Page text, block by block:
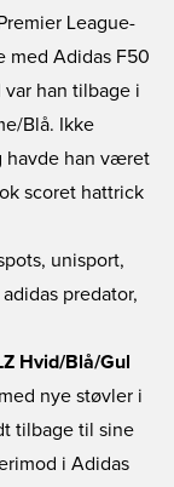
League-
med Adidas F50
han tilbage i
Blå. Ikke
havde han været
scoret hattrick
Hvid/Blå/Gul
nye støvler i
tilbage til sine
i Adidas